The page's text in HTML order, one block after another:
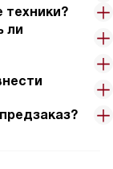
техники?
ли